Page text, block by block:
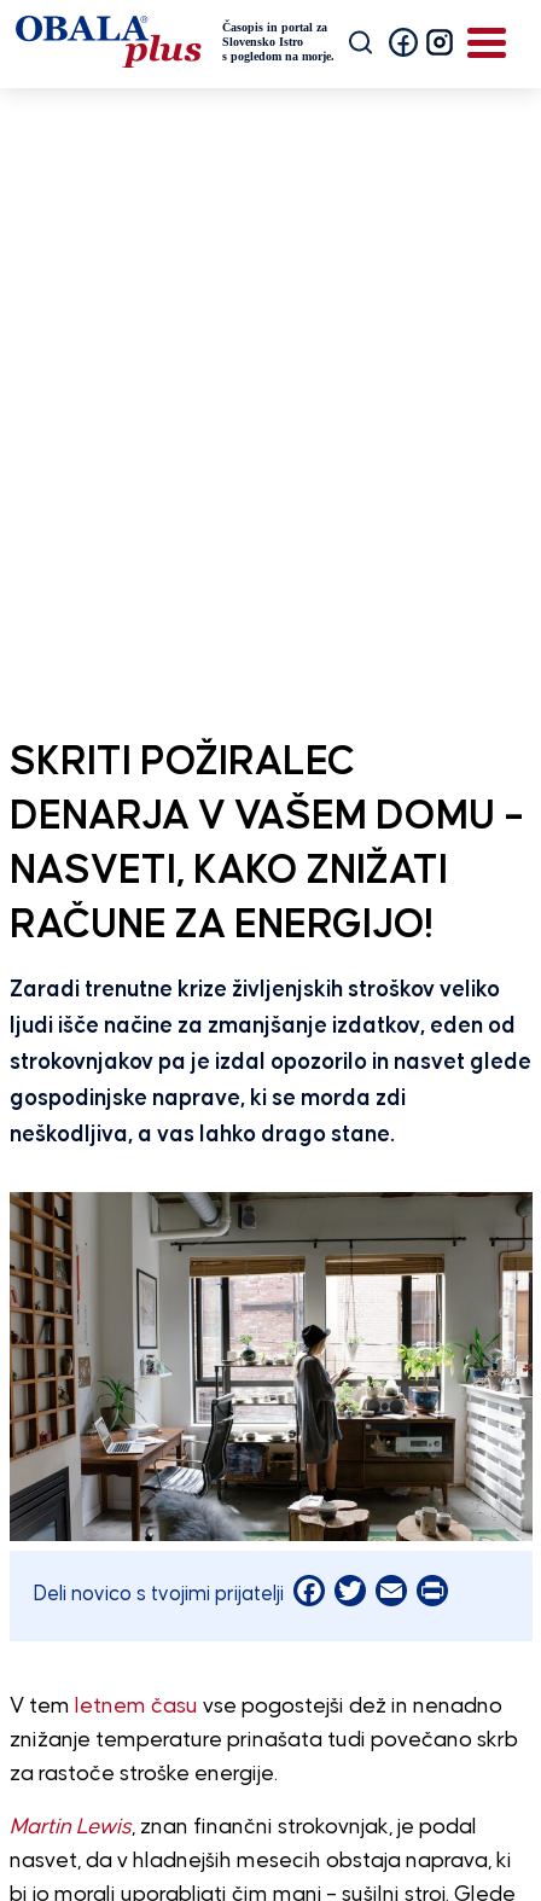
SKRITI POŽIRALEC
DENARJA V VAŠEM DOMU –
NASVETI, KAKO ZNIŽATI
RAČUNE ZA ENERGIJO!
Zaradi trenutne krize življenjskih stroškov veliko
ljudi išče načine za zmanjšanje izdatkov, eden od
strokovnjakov pa je izdal opozorilo in nasvet glede
gospodinjske naprave, ki se morda zdi
neškodljiva, a vas lahko drago stane.
Deli novico s tvojimi prijatelji Facebook
Twitter
EmailPrint
V tem letnem času vse pogostejši dež in nenadno
znižanje temperature prinašata tudi povečano skrb
za rastoče stroške energije.
Martin Lewis, znan finančni strokovnjak, je podal
nasvet, da v hladnejših mesecih obstaja naprava, ki
bi jo morali uporabljati čim manj – sušilni stroj. Glede